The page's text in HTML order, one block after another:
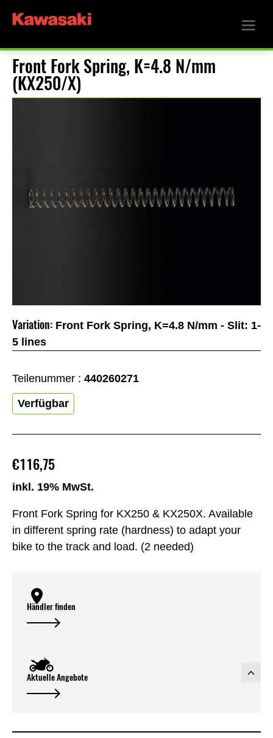
Front Fork Spring, K=4.8 N/mm
(KX250/X)
Front Fork Spring for KX250 & KX250X. Available
in different spring rate (hardness) to adapt your
bike to the track and load. (2 needed)
€116,75
inkl. 19% MwSt.
Variation: Front Fork Spring, K=4.8 N/mm - Slit: 1-
5 lines
Teilenummer : 440260271
Verfügbar
Händler finden
Aktuelle Angebote